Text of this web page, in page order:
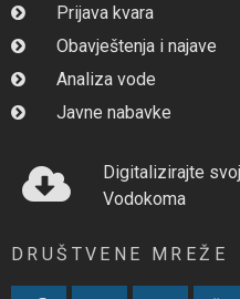
Prijava kvara
Obavještenja i najave
Analiza vode
Javne nabavke
Digitalizirajte
Vodokoma
DRUŠTVENE MREŽE